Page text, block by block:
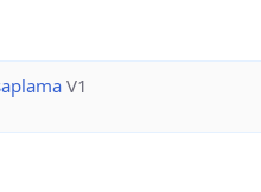
V1